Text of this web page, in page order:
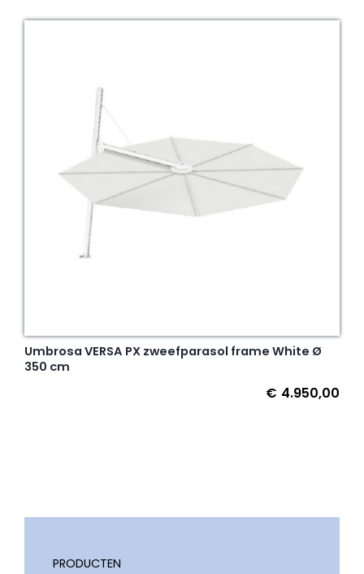
Umbrosa VERSA PX zweefparasol frame White Ø
350 cm
€ 4.950,00
PRODUCTEN